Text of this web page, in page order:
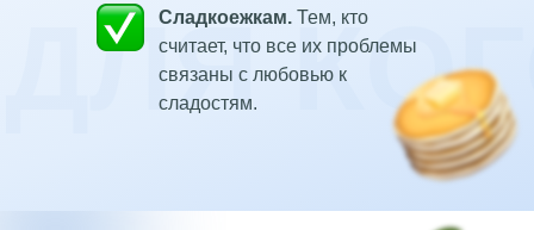
ДЛЯ
Сладкоежкам. Тем, кто
считает, что все их проблемы
связаны с любовью к
сладостям.